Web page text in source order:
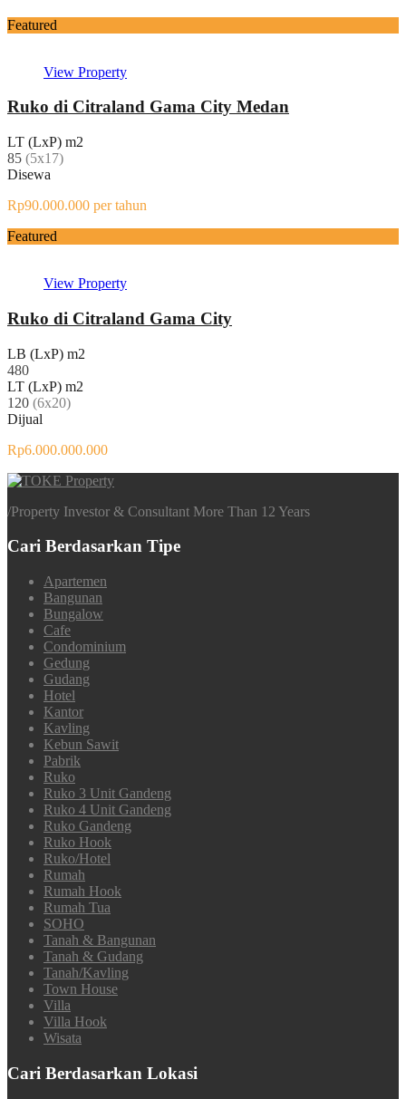
Featured
View Property
Ruko di Citraland Gama City Medan
LT (LxP) m2
85 (5x17)
Disewa
Rp90.000.000 per tahun
Featured
View Property
Ruko di Citraland Gama City
LB (LxP) m2
480
LT (LxP) m2
120 (6x20)
Dijual
Rp6.000.000.000
/Property Investor & Consultant More Than 12 Years
Cari Berdasarkan Tipe
Apartemen
Bangunan
Bungalow
Cafe
Condominium
Gedung
Gudang
Hotel
Kantor
Kavling
Kebun Sawit
Pabrik
Ruko
Ruko 3 Unit Gandeng
Ruko 4 Unit Gandeng
Ruko Gandeng
Ruko Hook
Ruko/Hotel
Rumah
Rumah Hook
Rumah Tua
SOHO
Tanah & Bangunan
Tanah & Gudang
Tanah/Kavling
Town House
Villa
Villa Hook
Wisata
Cari Berdasarkan Lokasi